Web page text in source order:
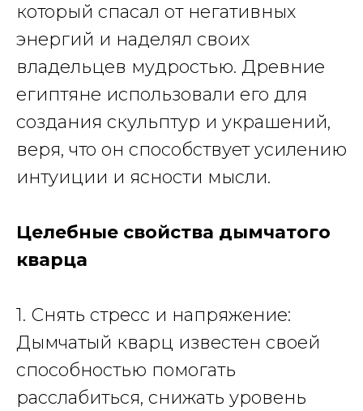
который спасал от негативных
энергий и наделял своих
владельцев мудростью. Древние
египтяне использовали его для
создания скульптур и украшений,
веря, что он способствует усилению
интуиции и ясности мысли.
Целебные свойства дымчатого
кварца
1. Снять стресс и напряжение:
Дымчатый кварц известен своей
способностью помогать
расслабиться, снижать уровень